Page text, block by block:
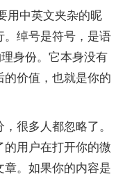
用中英文夹杂的昵
。绰号是符号，是语
身份。它本身没有
价值，也就是你的
很多人都忽略了。
用户在打开你的微
。如果你的内容是